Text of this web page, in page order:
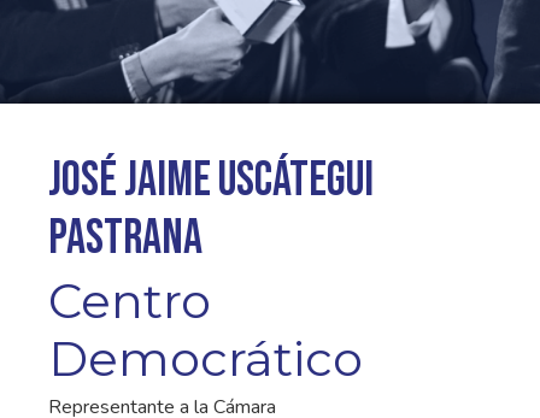
José Jaime Uscátegui
Pastrana
Centro
Democrático
Representante a la Cámara